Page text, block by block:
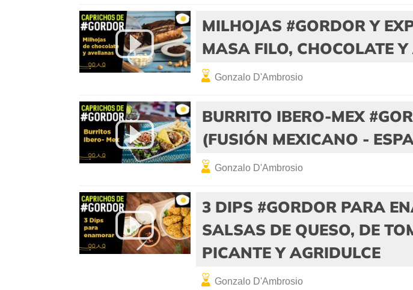
MILHOJAS #GORDOR Y
MASA FILO, CHOCOLATE
Gonzalo D'Ambrosio
BURRITO IBERO-MEX
(FUSIÓN MEXICANO -
Gonzalo D'Ambrosio
3 DIPS #GORDOR PARA
SALSAS DE QUESO, DE
PICANTE Y AGRIDULCE
Gonzalo D'Ambrosio